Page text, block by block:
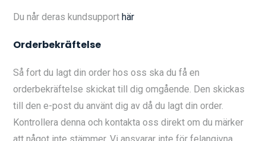
Du når deras kundsupporthär
Orderbekräftelse
Så fort du lagt din order hos oss ska du få en
orderbekräftelse skickat till dig omgående. Den skickas
till den e-post du använt dig av då du lagt din order.
Kontrollera denna och kontakta oss direkt om du märker